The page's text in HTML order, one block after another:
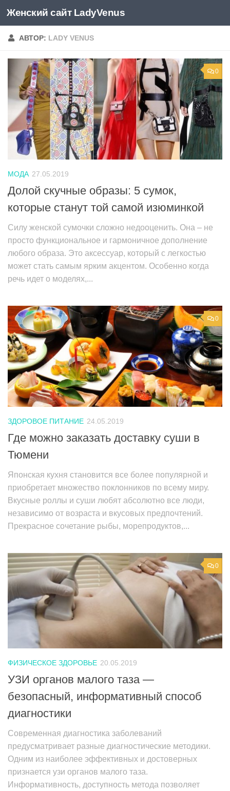
Skip to content
Женский сайт LadyVenus
АВТОР: LADY VENUS
0
МОДА 27.05.2019
Долой скучные образы: 5 сумок,
которые станут той самой изюминкой
Силу женской сумочки сложно недооценить. Она – не
просто функциональное и гармоничное дополнение
любого образа. Это аксессуар, который с легкостью
может стать самым ярким акцентом. Особенно когда
речь идет о моделях,...
0
ЗДОРОВОЕ ПИТАНИЕ 24.05.2019
Где можно заказать доставку суши в
Тюмени
Японская кухня становится все более популярной и
приобретает множество поклонников по всему миру.
Вкусные роллы и суши любят абсолютно все люди,
независимо от возраста и вкусовых предпочтений.
Прекрасное сочетание рыбы, морепродуктов,...
0
ФИЗИЧЕСКОЕ ЗДОРОВЬЕ 20.05.2019
УЗИ органов малого таза —
безопасный, информативный способ
диагностики
Современная диагностика заболеваний
предусматривает разные диагностические методики.
Одним из наиболее эффективных и достоверных
признается узи органов малого таза.
Информативность, доступность метода позволяет